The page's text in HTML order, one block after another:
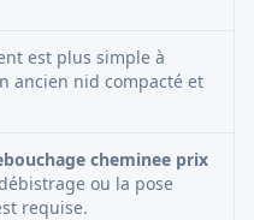
est plus simple à
ancien nid compacté et
cheminee prix
ou la pose
requise.